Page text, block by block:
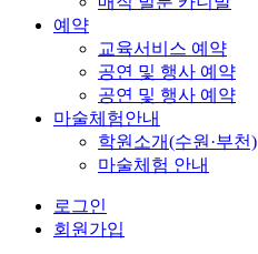
예약
교육서비스 예약
공연 및 행사 예약
공연 및 행사 예약
마술체험안내
학원소개(수원·부천)
마술체험 안내
로그인
회원가입